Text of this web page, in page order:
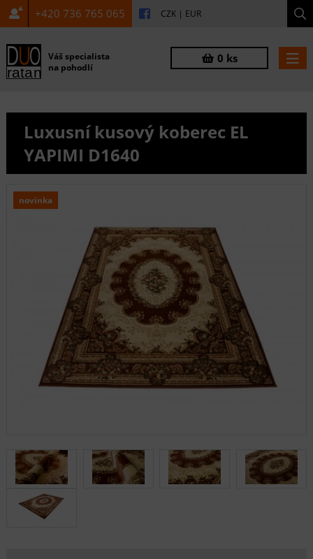
+420 736 765 065 CZK | EUR
Váš specialista
na pohodlí
0 ks
Luxusní kusový koberec EL
YAPIMI D1640
novinka